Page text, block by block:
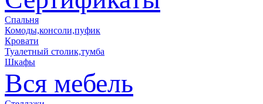
Спальня
Комоды,консоли,пуфик
Кровати
Туалетный столик,тумба
Шкафы
Вся мебель